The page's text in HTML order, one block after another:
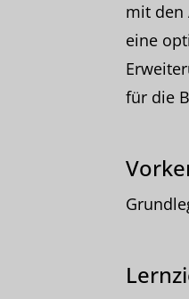
mit den
eine
für die